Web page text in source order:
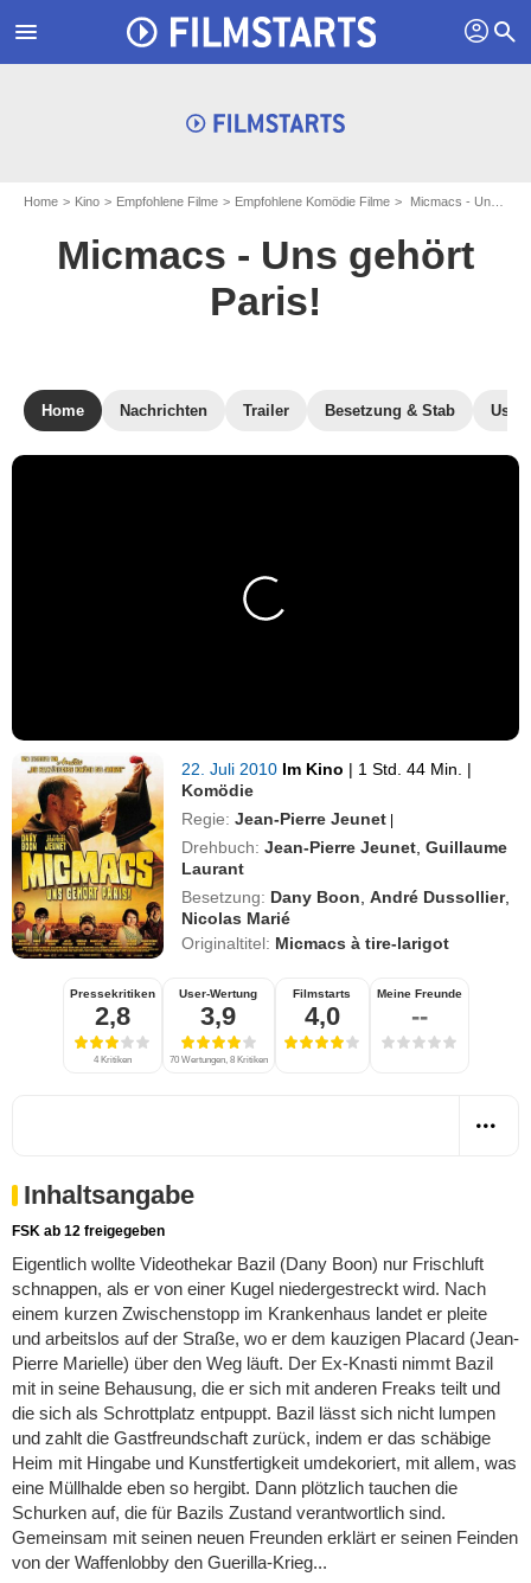
menu profil search
Home Kino Empfohlene Filme Empfohlene Komödie Filme Micmacs - Uns gehört Paris!
Micmacs - Uns gehört
Paris!
Home Nachrichten Trailer Besetzung & Stab
22. Juli 2010 Im Kino | 1 Std. 44 Min. |
Komödie
Regie: Jean-Pierre Jeunet |
Drehbuch: Jean-Pierre Jeunet ,Guillaume
Laurant
Besetzung: Dany Boon ,André Dussollier,
Nicolas Marié
Originaltitel: Micmacs à tire-larigot
Pressekritiken
2,8
4 Kritiken
User-Wertung
3,9
70 Wertungen, 8 Kritiken
Filmstarts
4,0
Meine Freunde
--
Inhaltsangabe
FSK ab 12 freigegeben
Eigentlich wollte Videothekar Bazil (Dany Boon) nur Frischluft
schnappen, als er von einer Kugel niedergestreckt wird. Nach
einem kurzen Zwischenstopp im Krankenhaus landet er pleite
und arbeitslos auf der Straße, wo er dem kauzigen Placard (Jean-
Pierre Marielle) über den Weg läuft. Der Ex-Knasti nimmt Bazil
mit in seine Behausung, die er sich mit anderen Freaks teilt und
die sich als Schrottplatz entpuppt. Bazil lässt sich nicht lumpen
und zahlt die Gastfreundschaft zurück, indem er das schäbige
Heim mit Hingabe und Kunstfertigkeit umdekoriert, mit allem, was
eine Müllhalde eben so hergibt. Dann plötzlich tauchen die
Schurken auf, die für Bazils Zustand verantwortlich sind.
Gemeinsam mit seinen neuen Freunden erklärt er seinen Feinden
von der Waffenlobby den Guerilla-Krieg...